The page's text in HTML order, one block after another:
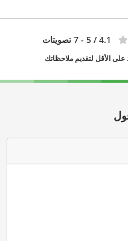
4.1 / 5 - 7 تصويتات
الأقل لتقديم ملاحظاتك